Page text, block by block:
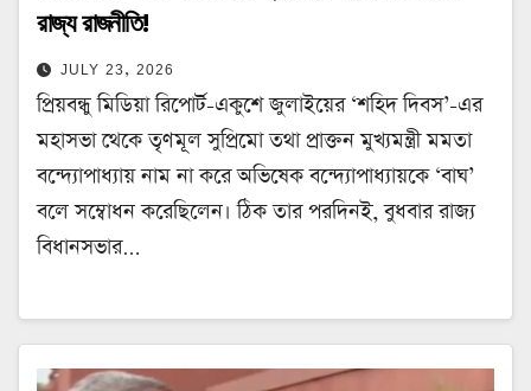
রাজ্য রাজনীতি!
JULY 23, 2026
প্রিয়বন্ধু মিডিয়া রিপোর্ট-একুশে জুলাইয়ের ‘শহিদ দিবস’-এর
মহাসভা থেকে তৃণমূল সুপ্রিমো তথা প্রাক্তন মুখ্যমন্ত্রী মমতা
বন্দ্যোপাধ্যায় নাম না করে অভিষেক বন্দ্যোপাধ্যায়কে ‘বাঘ’
বলে সম্বোধন করেছিলেন। ঠিক তার পরদিনই, বুধবার রাজ্য
বিধানসভার…